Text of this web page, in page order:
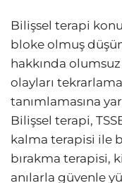
Bilişsel terapi
bloke olmuş
hakkında
olayları
tanımlamasına
Bilişsel terapi,
kalma terapisi ile
bırakma terapisi,
anılarla güvenle